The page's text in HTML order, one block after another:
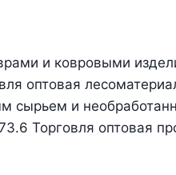
и ковровыми
оптовая
сырьем и
Торговля оптовая